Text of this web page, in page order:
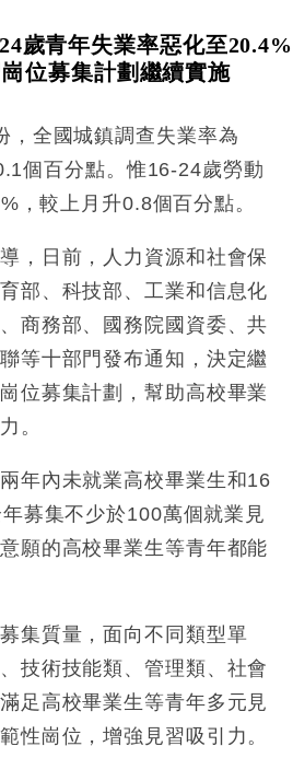
伊戰事快結束 承認部分彈藥庫存緊
上半年淨利創新高 中期息增15%至
香港今年GDP預測至4.5% 看好貿易
萬點後回穩 全周仍升近2%
帥 玩具「反」斗城亞洲CEO蔡德
動收跌 連挫7周創逾3年最長跌勢
元計價出口增近24%勝預期 貿易順
三度入市撐日圓 4月單日斥6.28萬億
救後再出手 斥4億美元押注未上市公
歲青年失業率惡化至20.4%
位募集計劃繼續實施
，全國城鎮調查失業率為
個百分點。惟16-24歲勞動
，較上月升0.8個百分點。
，日前，人力資源和社會保
部、科技部、工業和信息化
商務部、國務院國資委、共
等十部門發布通知，決定繼
位募集計劃，幫助高校畢業
。
年內未就業高校畢業生和16
募集不少於100萬個就業見
願的高校畢業生等青年都能
集質量，面向不同類型單
技術技能類、管理類、社會
足高校畢業生等青年多元見
性崗位，增強見習吸引力。